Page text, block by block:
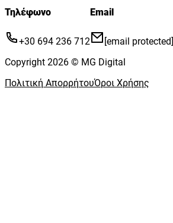
Τηλέφωνο
+30 694 236 712
Email
[email protected]
Copyright 2026 © MG Digital
Πολιτική ΑπορρήτουΌροι Χρήσης